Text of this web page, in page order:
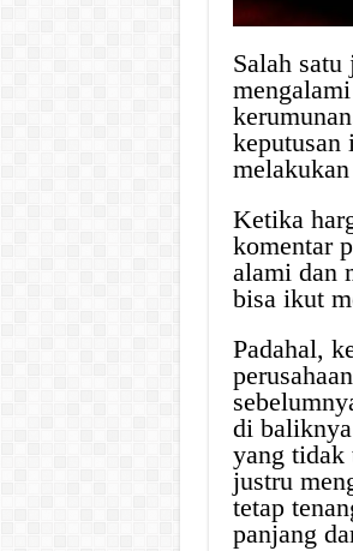
Salah
keputusan
Ketika
komentar
alami dan
bisa ikut
Padahal,
di
yang tidak
justru
tetap
panjang